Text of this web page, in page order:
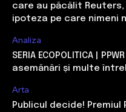
care au păcălit Reuters,
ipoteza pe care nimeni
Analiza
SERIA ECOPOLITICA |
asemănări și multe
Arta
Publicul decide!